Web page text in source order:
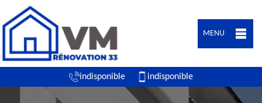
MENU
indisponible indisponible